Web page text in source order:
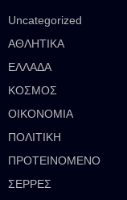
Uncategorized
ΑΘΛΗΤΙΚΑ
ΕΛΛΑΔΑ
ΚΟΣΜΟΣ
ΟΙΚΟΝΟΜΙΑ
ΠΟΛΙΤΙΚΗ
ΠΡΟΤΕΙΝΟΜΕΝΟ
ΣΕΡΡΕΣ